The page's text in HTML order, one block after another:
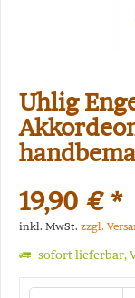
Uhlig
19,90 € *
inkl. MwSt. zzgl.
sofort lieferbar,